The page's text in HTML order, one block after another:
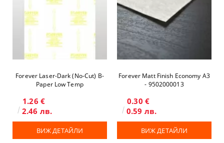
Forever Laser-Dark (No-Cut) B-
Paper Low Temp
1.26 €
2.46 лв.
ВИЖ ДЕТАЙЛИ
Forever Matt Finish Economy A3
- 9502000013
0.30 €
0.59 лв.
ВИЖ ДЕТАЙЛИ